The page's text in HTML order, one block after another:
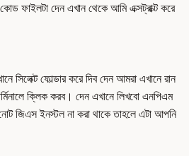
ফাইলটা দেন এখান থেকে আমি এক্সট্রাক্ট করে
সিলেক্ট ফোল্ডার করে দিব দেন আমরা এখানে রান
ক্লিক করব। দেন এখানে লিখবো এনপিএম
জিএস ইনস্টল না করা থাকে তাহলে এটা আপনি